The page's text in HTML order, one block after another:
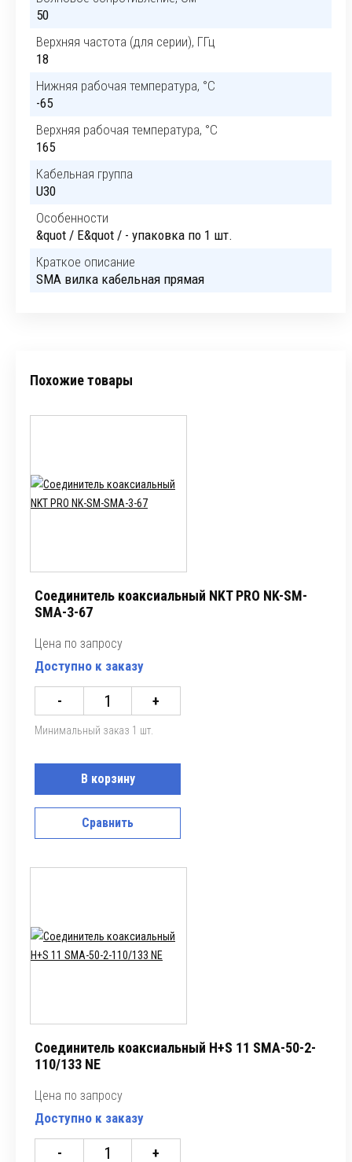
50
Верхняя частота (для серии), ГГц
18
Нижняя рабочая температура, °C
-65
Верхняя рабочая температура, °C
165
Кабельная группа
U30
Особенности
&quot / E&quot / - упаковка по 1 шт.
Краткое описание
SMA вилка кабельная прямая
Похожие товары
Соединитель коаксиальный NKT PRO NK-SM-
SMA-3-67
Цена по запросу
Доступно к заказу
- +
Минимальный заказ 1 шт.
В корзину
Сравнить
Соединитель коаксиальный H+S 11 SMA-50-2-
110/133 NE
Цена по запросу
Доступно к заказу
- +